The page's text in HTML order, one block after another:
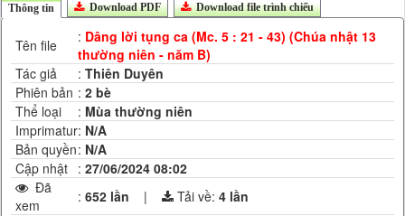
Thông tin Download PDF Download file trình chiếu
Tên file : Dâng lời tụng ca (Mc. 5 : 21 - 43) (Chúa nhật 13
thường niên - năm B)
Tác giả
: Thiên Duyên
Phiên bản : 2 bè
Thể loại
: Mùa thường niên
Imprimatur: N/A
Bản quyền: N/A
Cập nhật : 27/06/2024 08:02
Đã
xem
: 652 lần | Tải về: 4 lần